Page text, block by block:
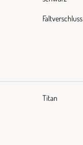
Faltverschluss
Titan